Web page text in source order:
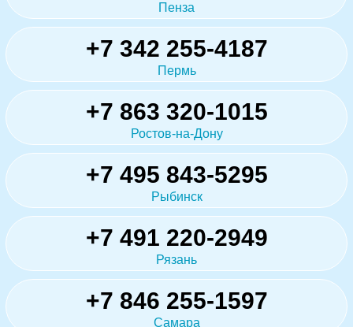
Пенза
+7 342 255-4187
Пермь
+7 863 320-1015
Ростов-на-Дону
+7 495 843-5295
Рыбинск
+7 491 220-2949
Рязань
+7 846 255-1597
Самара